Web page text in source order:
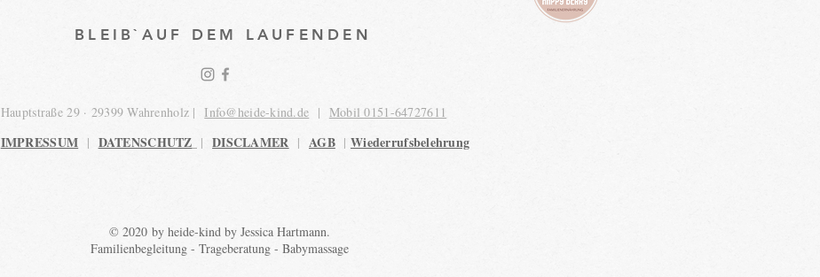
BLEIB`AUF DEM LAUFENDEN
Hauptstraße 29 · 29399 Wahrenholz | Info@heide-kind.de | Mobil 0151-64727611
IMPRESSUM | DATENSCHUTZ |DISCLAMER | AGB | Wiederrufsbelehrung
© 2020 by heide-kind by Jessica Hartmann.
Familienbegleitung - Trageberatung - Babymassage